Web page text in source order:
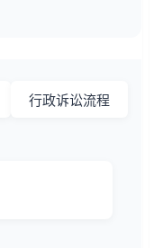
行政诉讼流程